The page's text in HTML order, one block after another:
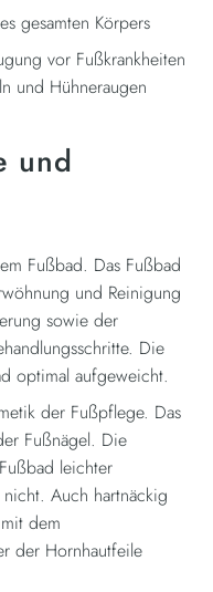
gesamten Körpers
vor Fußkrankheiten
und Hühneraugen
und
Fußbad. Das Fußbad
und Reinigung
sowie der
Die
optimal aufgeweicht.
der Fußpflege. Das
Fußnägel. Die
leichter
Auch hartnäckig
dem
der Hornhautfeile